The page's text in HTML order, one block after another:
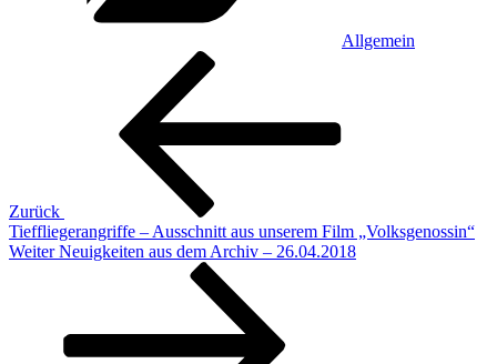
Allgemein
Beitragsnavigation
Zurück
Tieffliegerangriffe – Ausschnitt aus unserem Film „Volksgenossin“
Nächster
Weiter Neuigkeiten aus dem Archiv – 26.04.2018